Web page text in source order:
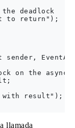
deadlock
to return");
on the
result");
llamada